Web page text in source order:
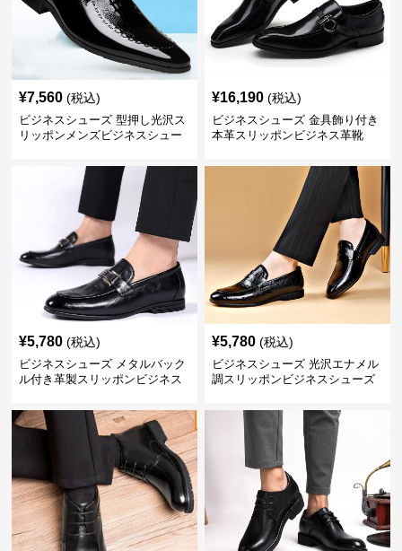
¥7,560 (税込)
ビジネスシューズ 型押し光沢ス
リッポンメンズビジネスシュー
¥16,190 (税込)
ビジネスシューズ 金具飾り付き
本革スリッポンビジネス革靴
¥5,780 (税込)
ビジネスシューズ メタルバック
ル付き革製スリッポンビジネス
¥5,780 (税込)
ビジネスシューズ 光沢エナメル
調スリッポンビジネスシューズ